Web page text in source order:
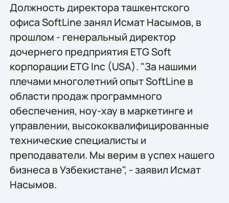
Должность директора ташкентского
офиса SoftLine занял Исмат Насымов, в
прошлом - генеральный директор
дочернего предприятия ETG Soft
корпорации ETG Inc (USA). "За нашими
плечами многолетний опыт SoftLine в
области продаж программного
обеспечения, ноу-хау в маркетинге и
управлении, высококвалифицированные
технические специалисты и
преподаватели. Мы верим в успех нашего
бизнеса в Узбекистане", - заявил Исмат
Насымов.